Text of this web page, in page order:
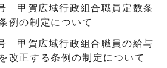
甲賀広域行政組合職員定数条
例の制定について
甲賀広域行政組合職員の給与
改正する条例の制定について